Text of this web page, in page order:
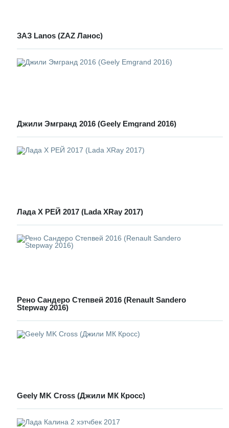
ЗАЗ Lanos (ZAZ Ланос)
Джили Эмгранд 2016 (Geely Emgrand 2016)
Лада Х РЕЙ 2017 (Lada XRay 2017)
Рено Сандеро Степвей 2016 (Renault Sandero
Stepway 2016)
Geely MK Cross (Джили МК Кросс)